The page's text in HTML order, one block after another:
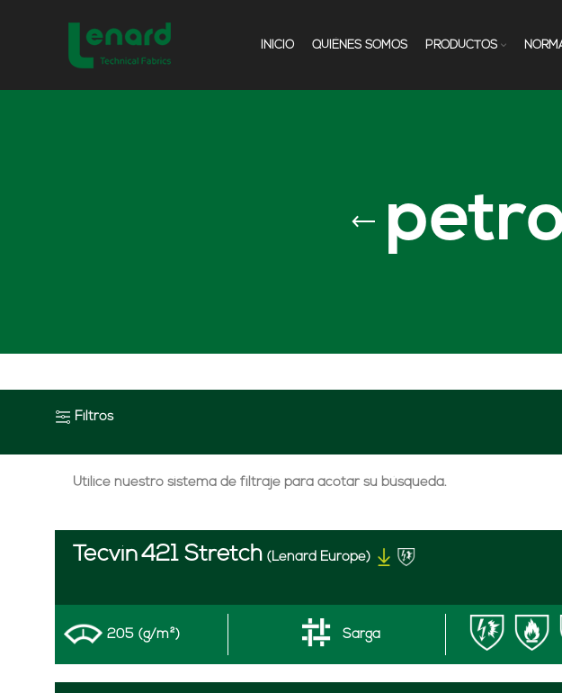
INICIO QUIÉNES SOMOS PRODUCTOS
Filtros
Utilice nuestro sistema de filtraje para acotar su búsqueda.
Tecvin421 Stretch (Lenard Europe)
205 (g/m²) Sarga